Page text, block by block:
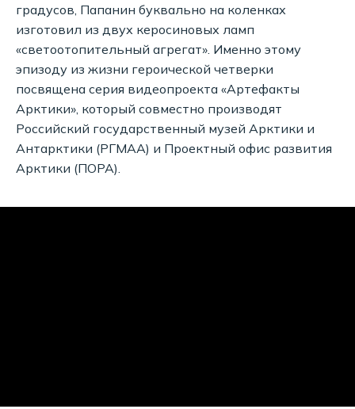
градусов, Папанин буквально на коленках
изготовил из двух керосиновых ламп
«светоотопительный агрегат». Именно этому
эпизоду из жизни героической четверки
посвящена серия видеопроекта «Артефакты
Арктики», который совместно производят
Российский государственный музей Арктики и
Антарктики (РГМАА) и Проектный офис развития
Арктики (ПОРА).